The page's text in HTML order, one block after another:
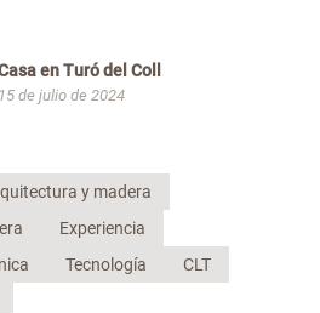
en Turó del Coll
15 de julio de 2024
y madera
Experiencia
Tecnología
CLT